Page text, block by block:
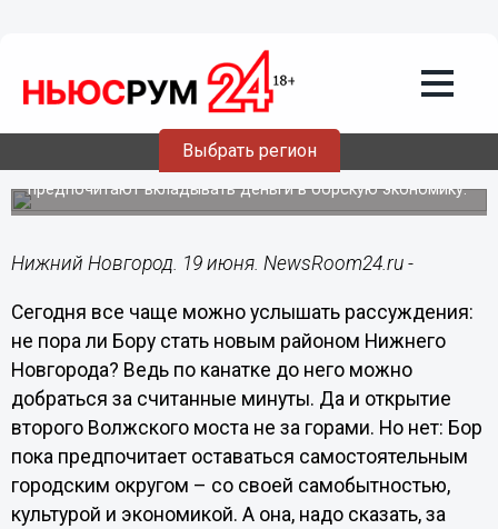
Выбрать регион
19.06.201512:22
В чем секрет успехов Бора?
Агентство Newsroom24 выяснило, почему инвесторы
предпочитают вкладывать деньги в борскую экономику.
Нижний Новгород. 19 июня. NewsRoom24.ru -
Сегодня все чаще можно услышать рассуждения:
не пора ли Бору стать новым районом Нижнего
Новгорода? Ведь по канатке до него можно
добраться за считанные минуты. Да и открытие
второго Волжского моста не за горами. Но нет: Бор
пока предпочитает оставаться самостоятельным
городским округом – со своей самобытностью,
культурой и экономикой. А она, надо сказать, за